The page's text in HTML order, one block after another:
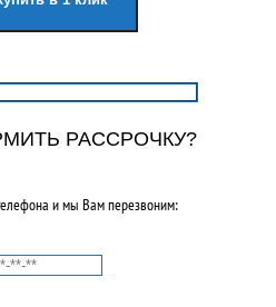
РАССРОЧКУ?
и мы Вам перезвоним: